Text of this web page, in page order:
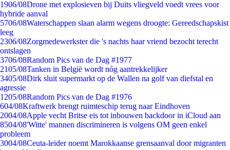
1906/08Drone met explosieven bij Duits vliegveld voedt vrees voor
hybride aanval
5706/08Waterschappen slaan alarm wegens droogte: Gereedschapskist
leeg
2306/08Zorgmedewerkster die 's nachts haar vriend bezocht terecht
ontslagen
3706/08Random Pics van de Dag #1977
2105/08Tanken in België wordt nóg aantrekkelijker
3405/08Dirk sluit supermarkt op de Wallen na golf van diefstal en
agressie
1205/08Random Pics van de Dag #1976
604/08Kraftwerk brengt ruimteschip terug naar Eindhoven
2004/08Apple vecht Britse eis tot inbouwen backdoor in iCloud aan
8504/08'Witte' mannen discrimineren is volgens OM geen enkel
probleem
3004/08Ceuta-leider noemt Marokkaanse grensaanval door migranten